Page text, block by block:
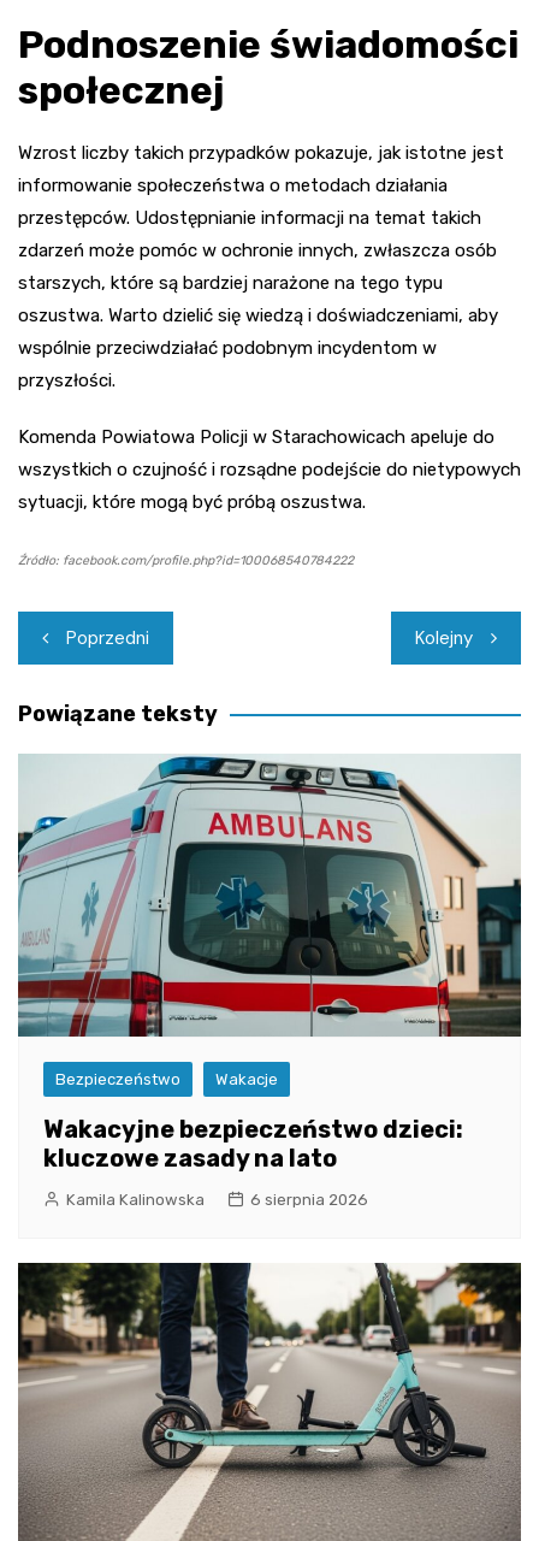
Podnoszenie świadomości
społecznej
Wzrost liczby takich przypadków pokazuje, jak istotne jest
informowanie społeczeństwa o metodach działania
przestępców. Udostępnianie informacji na temat takich
zdarzeń może pomóc w ochronie innych, zwłaszcza osób
starszych, które są bardziej narażone na tego typu
oszustwa. Warto dzielić się wiedzą i doświadczeniami, aby
wspólnie przeciwdziałać podobnym incydentom w
przyszłości.
Komenda Powiatowa Policji w Starachowicach apeluje do
wszystkich o czujność i rozsądne podejście do nietypowych
sytuacji, które mogą być próbą oszustwa.
Źródło: facebook.com/profile.php?id=100068540784222
Nawigacja
wpisu
Poprzedni Kolejny
Powiązane teksty
Bezpieczeństwo Wakacje
Wakacyjne bezpieczeństwo dzieci:
kluczowe zasady na lato
Kamila Kalinowska 6 sierpnia 2026